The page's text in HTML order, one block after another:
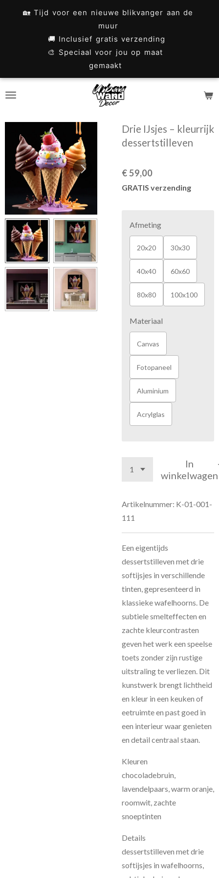
🏡 Tijd voor een nieuwe blikvanger aan de
muur
🚚 Inclusief gratis verzending
🎨 Speciaal voor jou op maat
gemaakt
Drie IJsjes – kleurrijk
dessertstilleven
€ 59,00
GRATIS verzending
Afmeting
20x20 30x30
40x40 60x60
80x80 100x100
Materiaal
Canvas
Fotopaneel
Aluminium
Acrylglas
In
winkelwagen
Artikelnummer: K-01-001-
111
Een eigentijds
dessertstilleven met drie
softijsjes in verschillende
tinten, gepresenteerd in
klassieke wafelhoorns. De
subtiele smelteffecten en
zachte kleurcontrasten
geven het werk een speelse
toets zonder zijn rustige
uitstraling te verliezen. Dit
kunstwerk brengt lichtheid
en kleur in een keuken of
eetruimte en past goed in
een interieur waar genieten
en detail centraal staan.
Kleuren
chocoladebruin,
lavendelpaars, warm oranje,
roomwit, zachte
snoeptinten
Details
dessertstilleven met drie
softijsjes in wafelhoorns,